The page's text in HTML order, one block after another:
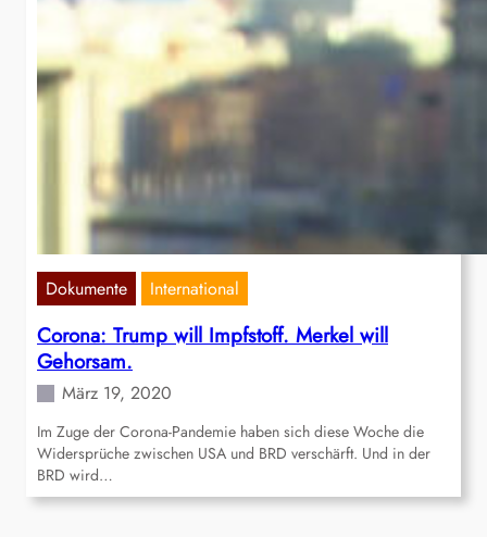
Dokumente International
Corona: Trump will Impfstoff. Merkel will
Gehorsam.
März 19, 2020
Im Zuge der Corona-Pandemie haben sich diese Woche die
Widersprüche zwischen USA und BRD verschärft. Und in der
BRD wird…